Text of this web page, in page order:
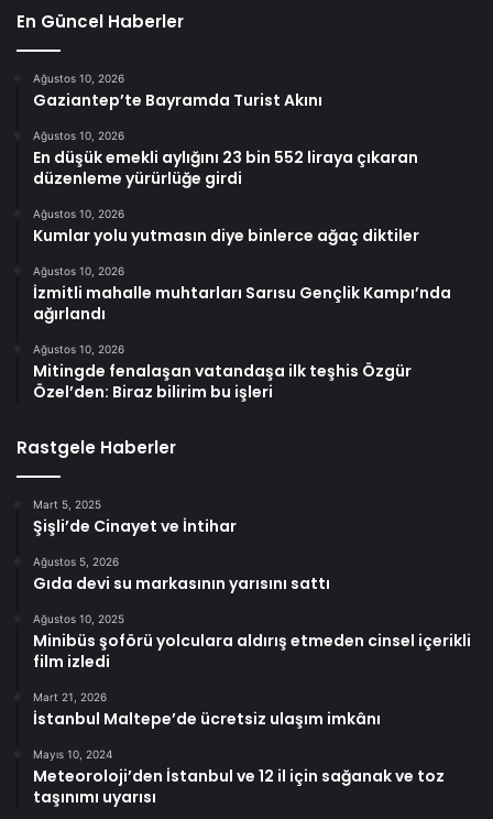
En Güncel Haberler
Ağustos 10, 2026
Gaziantep’te Bayramda Turist Akını
Ağustos 10, 2026
En düşük emekli aylığını 23 bin 552 liraya çıkaran
düzenleme yürürlüğe girdi
Ağustos 10, 2026
Kumlar yolu yutmasın diye binlerce ağaç diktiler
Ağustos 10, 2026
İzmitli mahalle muhtarları Sarısu Gençlik Kampı’nda
ağırlandı
Ağustos 10, 2026
Mitingde fenalaşan vatandaşa ilk teşhis Özgür
Özel’den: Biraz bilirim bu işleri
Rastgele Haberler
Mart 5, 2025
Şişli’de Cinayet ve İntihar
Ağustos 5, 2026
Gıda devi su markasının yarısını sattı
Ağustos 10, 2025
Minibüs şoförü yolculara aldırış etmeden cinsel içerikli
film izledi
Mart 21, 2026
İstanbul Maltepe’de ücretsiz ulaşım imkânı
Mayıs 10, 2024
Meteoroloji’den İstanbul ve 12 il için sağanak ve toz
taşınımı uyarısı